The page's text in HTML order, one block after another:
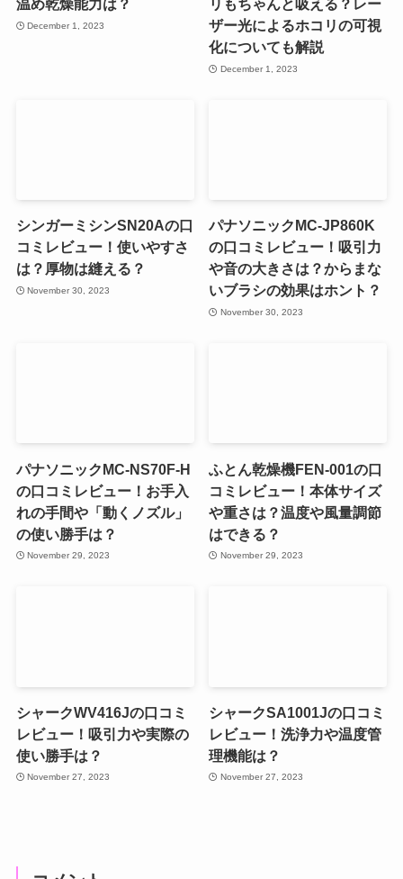
温め乾燥能力は？
December 1, 2023
リもちゃんと吸える？レー
ザー光によるホコリの可視
化についても解説
December 1, 2023
シンガーミシンSN20Aの口
コミレビュー！使いやすさ
は？厚物は縫える？
November 30, 2023
パナソニックMC-JP860K
の口コミレビュー！吸引力
や音の大きさは？からまな
いブラシの効果はホント？
November 30, 2023
パナソニックMC-NS70F-H
の口コミレビュー！お手入
れの手間や「動くノズル」
の使い勝手は？
November 29, 2023
ふとん乾燥機FEN-001の口
コミレビュー！本体サイズ
や重さは？温度や風量調節
はできる？
November 29, 2023
シャークWV416Jの口コミ
レビュー！吸引力や実際の
使い勝手は？
November 27, 2023
シャークSA1001Jの口コミ
レビュー！洗浄力や温度管
理機能は？
November 27, 2023